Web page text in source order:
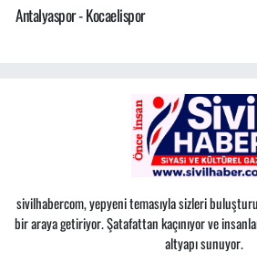
Antalyaspor - Kocaelispor
sivilhabercom, yepyeni temasıyla sizleri
bir araya getiriyor. Şatafattan kaçınıyor ve
altyapı sunuyor.